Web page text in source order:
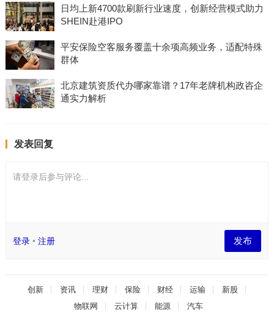
日均上新4700款刷新行业速度，创新经营模式助力
SHEIN赴港IPO
平安保险空客服务覆盖十余项高频业务，适配特殊
群体
北京建筑资质代办哪家靠谱？17年老牌机构政咨企
通实力解析
发表回复
请登录后参与评论...
登录• 注册 发布
创新 资讯 理财 保险 财经 运输
新股
物联网
云计算 能源 汽车